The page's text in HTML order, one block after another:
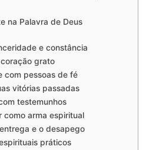
na Palavra de Deus
e constância
grato
com pessoas de fé
vitórias passadas
testemunhos
como arma espiritual
e o desapego
práticos